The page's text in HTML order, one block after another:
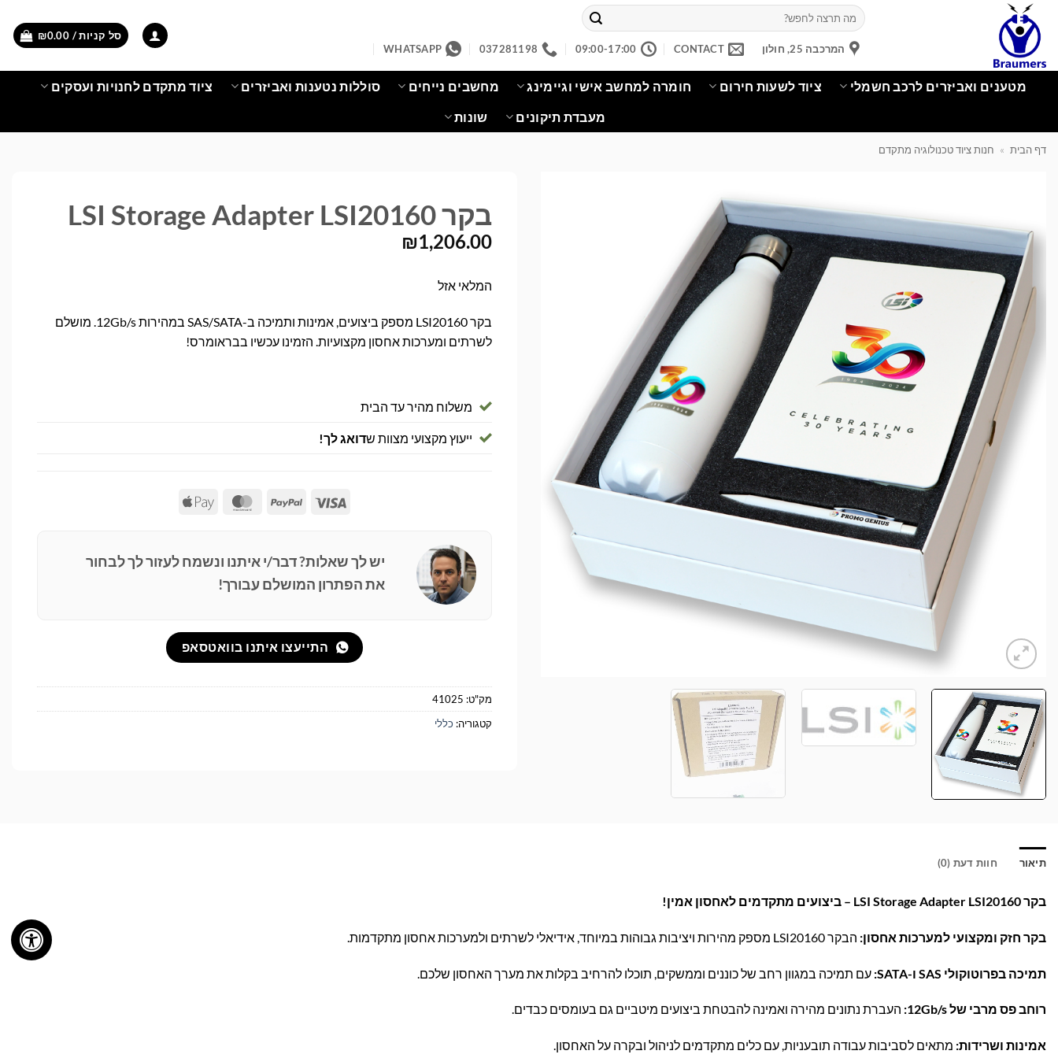
content
חיפוש
עבור:
המרכבה 25, חולון CONTACT
09:00-17:00
037281198
WHATSAPP
סל קניות / ₪0.00
מטענים ואביזרים לרכב חשמלי ציוד לשעות חירום חומרה למחשב אישי וגיימינג מחשבים נייחים סוללות נטענות ואביזרים ציוד מתקדם לחנויות ועסקים
מעבדת תיקונים שונות
דף הבית » חנות ציוד טכנולוגיה מתקדם
בקר LSI Storage Adapter LSI20160
₪1,206.00
המלאי אזל
בקר LSI20160 מספק ביצועים, אמינות ותמיכה ב-SAS/SATA במהירות 12Gb/s. מושלם
לשרתים ומערכות אחסון מקצועיות. הזמינו עכשיו בבראומרס!
משלוח מהיר עד הבית
ייעוץ מקצועי מצוות שדואג לך!
Visa
PayPal
MasterCard
Apple
יש לך שאלות? דבר/י איתנו ונשמח לעזור לך לבחור
את הפתרון המושלם עבורך!
התייעצו איתנו בוואטסאפ
מק"ט: 41025
קטגוריה: כללי
תיאור חוות דעת (0)
בקר LSI Storage Adapter LSI20160 – ביצועים מתקדמים לאחסון אמין!
בקר חזק ומקצועי למערכות אחסון: הבקר LSI20160 מספק מהירות ויציבות גבוהות במיוחד, אידיאלי לשרתים ולמערכות אחסון מתקדמות.
תמיכה בפרוטוקולי SAS ו-SATA: עם תמיכה במגוון רחב של כוננים וממשקים, תוכלו להרחיב בקלות את מערך האחסון שלכם.
רוחב פס מרבי של 12Gb/s: העברת נתונים מהירה ואמינה להבטחת ביצועים מיטביים גם בעומסים כבדים.
אמינות ושרידות: מתאים לסביבות עבודה תובעניות, עם כלים מתקדמים לניהול ובקרה על האחסון.